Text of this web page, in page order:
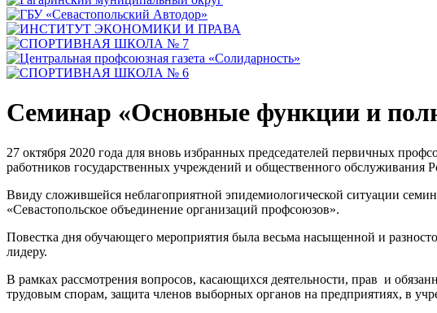
Семинар «Основные функции и
27 октября 2020 года для вновь избранных председателей первичных
работников государственных учреждений и общественного
Ввиду сложившейся неблагоприятной эпидемиологической ситуации
«Севастопольское объединение организаций профсоюзов».
Повестка дня обучающего мероприятия была весьма насыщенной и
лидеру.
В рамках рассмотрения вопросов, касающихся деятельности, прав и
трудовым спорам, защита членов выборных органов на предприятиях, в